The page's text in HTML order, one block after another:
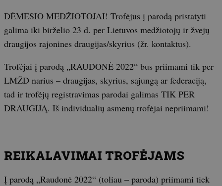
DĖMESIO MEDŽIOTOJAI! Trofėjus į parodą pristatyti
galima iki birželio 23 d. per Lietuvos medžiotojų ir žvejų
draugijos rajonines draugijas/skyrius (žr. kontaktus).
Trofėjai į parodą „RAUDONĖ 2022“ bus priimami tik per
LMŽD narius – draugijas, skyrius, sąjungą ar federaciją,
tad ir trofėjų registravimas parodai galimas TIK PER
DRAUGIJĄ. Iš individualių asmenų trofėjai nepriimami!
REIKALAVIMAI TROFĖJAMS
Į parodą „Raudonė 2022“ (toliau – paroda) priimami tiek